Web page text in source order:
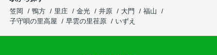
笠岡
鴨方 里庄 金光 井原 大門
福山
子守唄の里高屋
早雲の里荏原 いずえ